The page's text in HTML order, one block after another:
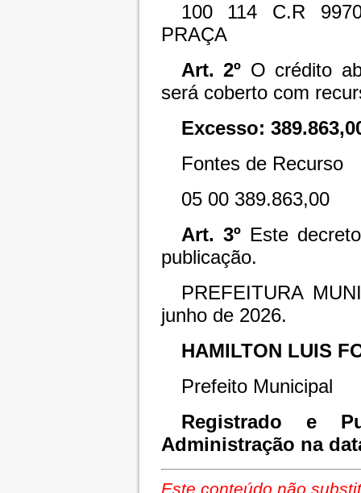
100 114 C.R
PRAÇA
Art. 2º O crédito
será coberto com
Excesso:
Fontes de Recurso
05 00 389.863,00
Art. 3ºEste
publicação.
PREFEITURA
junho de 2026.
HAMILTON LUIS
Prefeito Municipal
Registrado e
Administração na
Este conteúdo não